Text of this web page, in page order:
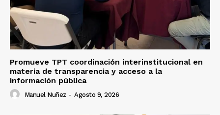
Promueve TPT coordinación interinstitucional en
materia de transparencia y acceso a la
información pública
Manuel Nuñez - Agosto 9, 2026